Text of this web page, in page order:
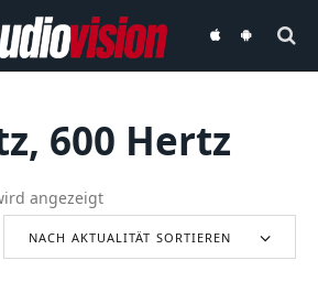
audiovisionaudiovision
600 Hertz
angezeigt
NACH AKTUALITÄT SORTIEREN